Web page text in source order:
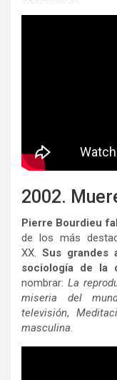
2002.
Pierre Bourdieu
de los más
XX. Sus grandes
sociología de la
nombrar: La
miseria del
televisión,
masculina.